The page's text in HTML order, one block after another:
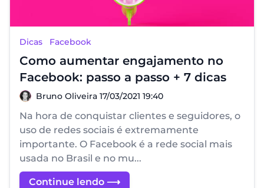
Dicas Facebook
Como aumentar engajamento no
Facebook: passo a passo + 7 dicas
Bruno Oliveira
Bruno Oliveira 17/03/2021 19:40
Na hora de conquistar clientes e seguidores, o
uso de redes sociais é extremamente
importante. O Facebook é a rede social mais
usada no Brasil e no mu...
Continue lendo ⟶